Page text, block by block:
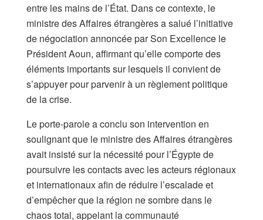
entre les mains de l’État. Dans ce contexte, le
ministre des Affaires étrangères a salué l’initiative
de négociation annoncée par Son Excellence le
Président Aoun, affirmant qu’elle comporte des
éléments importants sur lesquels il convient de
s’appuyer pour parvenir à un règlement politique
de la crise.
Le porte-parole a conclu son intervention en
soulignant que le ministre des Affaires étrangères
avait insisté sur la nécessité pour l’Égypte de
poursuivre les contacts avec les acteurs régionaux
et internationaux afin de réduire l’escalade et
d’empêcher que la région ne sombre dans le
chaos total, appelant la communauté